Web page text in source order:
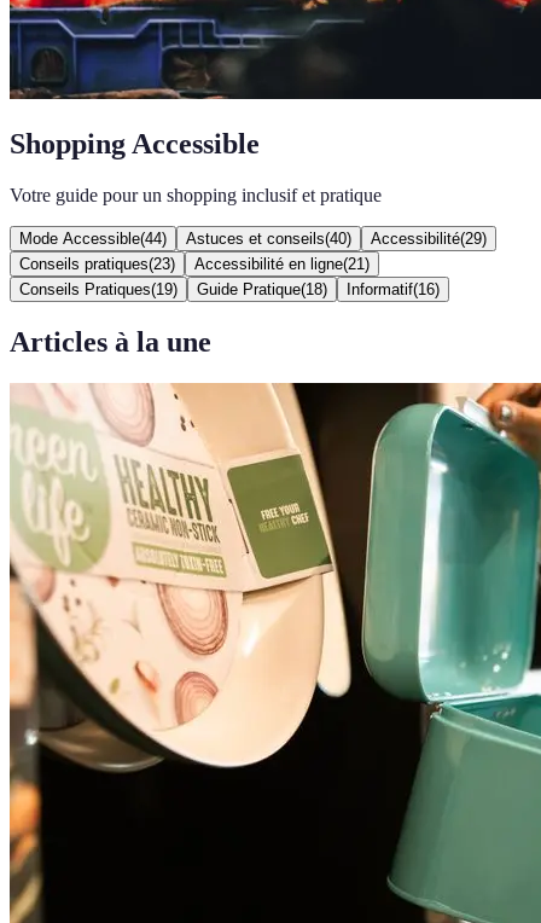
Shopping Accessible
Votre guide pour un shopping inclusif et pratique
Mode Accessible(44) Astuces et conseils(40) Accessibilité(29)
Conseils pratiques(23) Accessibilité en ligne(21 )
Conseils Pratiques(19) Guide Pratique(18) Informatif(16)
Articles à la une